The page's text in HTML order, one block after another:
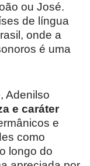
ou José.
de língua
onde a
é uma
Adenilso
e caráter
e
como
longo do